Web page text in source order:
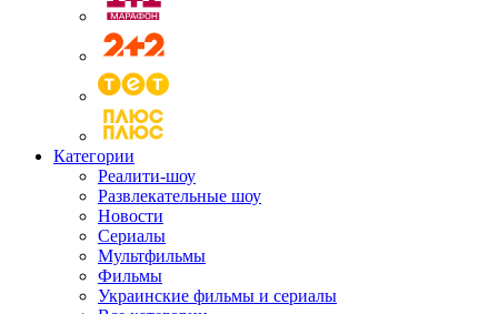
Категории
Реалити-шоу
Развлекательные шоу
Новости
Сериалы
Мультфильмы
Фильмы
Украинские фильмы и сериалы